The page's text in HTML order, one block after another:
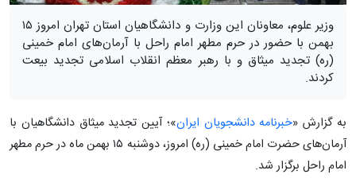
وزیر علوم، معاونان این وزارت و دانشگاهیان استان تهران امروز ۱۵
بهمن با حضور در حرم مطهر امام راحل با آرمان‌های امام خمینی
(ره) تجدید میثاق و با رهبر معظم انقلاب اسلامی تجدید بیعت
کردند.
به گزارش «خبرنامه دانشجویان ایران»؛ آیین تجدید میثاق دانشگاهیان با
آرمان‌های حضرت امام خمینی (ره) امروز، دوشنبه ۱۵ بهمن ماه در حرم مطهر
امام راحل برگزار شد.